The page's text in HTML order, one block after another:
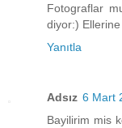
Fotograflar
diyor:) Ellerine
Yanıtla
Adsız 6 Mart
Bayilirim mis